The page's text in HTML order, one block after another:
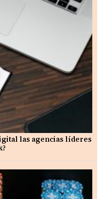
las agencias líderes